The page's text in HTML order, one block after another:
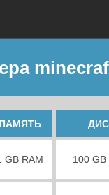
ПАМЯТЬ
GB RAM 100 GB